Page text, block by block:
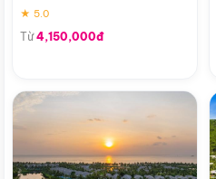
★ 5.0
Từ4,150,000đ